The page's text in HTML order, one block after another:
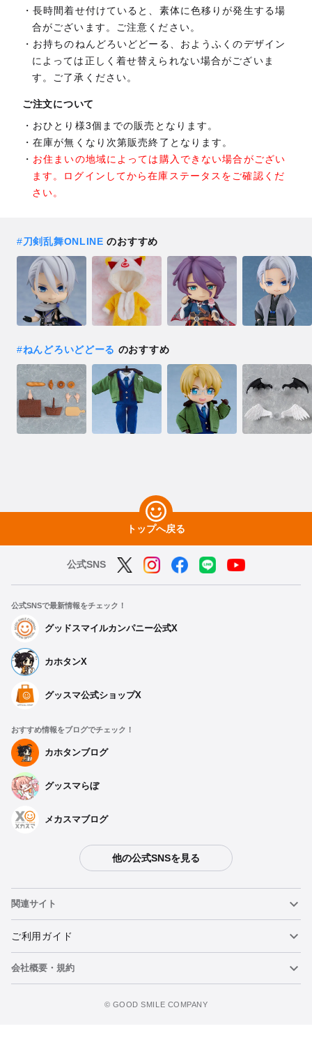
長時間着せ付けていると、素体に色移りが発生する場
合がございます。ご注意ください。
お持ちのねんどろいどどーる、おようふくのデザイン
によっては正しく着せ替えられない場合がございま
す。ご了承ください。
ご注文について
おひとり様3個までの販売となります。
在庫が無くなり次第販売終了となります。
お住まいの地域によっては購入できない場合がござい
ます。ログインしてから在庫ステータスをご確認くだ
さい。
#刀剣乱舞ONLINE のおすすめ
#ねんどろいどどーる のおすすめ
トップへ戻る
公式SNS
公式SNSで最新情報をチェック！
グッドスマイルカンパニー公式X
カホタンX
グッスマ公式ショップX
おすすめ情報をブログでチェック！
カホタンブログ
グッスマらぼ
メカスマブログ
他の公式SNSを見る
関連サイト
ねんどろいど
ねんどろいどフェイスメーカー
ご利用ガイド
重要なお知らせ
会社概要・規約
©️ GOOD SMILE COMPANY